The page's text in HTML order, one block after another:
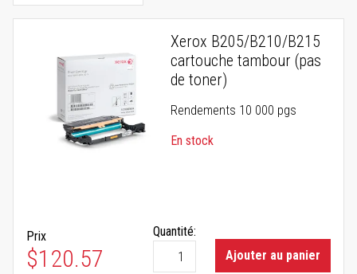
Xerox B205/B210/B215
cartouche tambour (pas
de toner)
Rendements 10 000 pgs
En stock
Prix
$120.57
Quantité:
Ajouter au panier